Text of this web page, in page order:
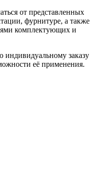
от представленных
фурнитуре, а также
комплектующих и
заказу
её применения.